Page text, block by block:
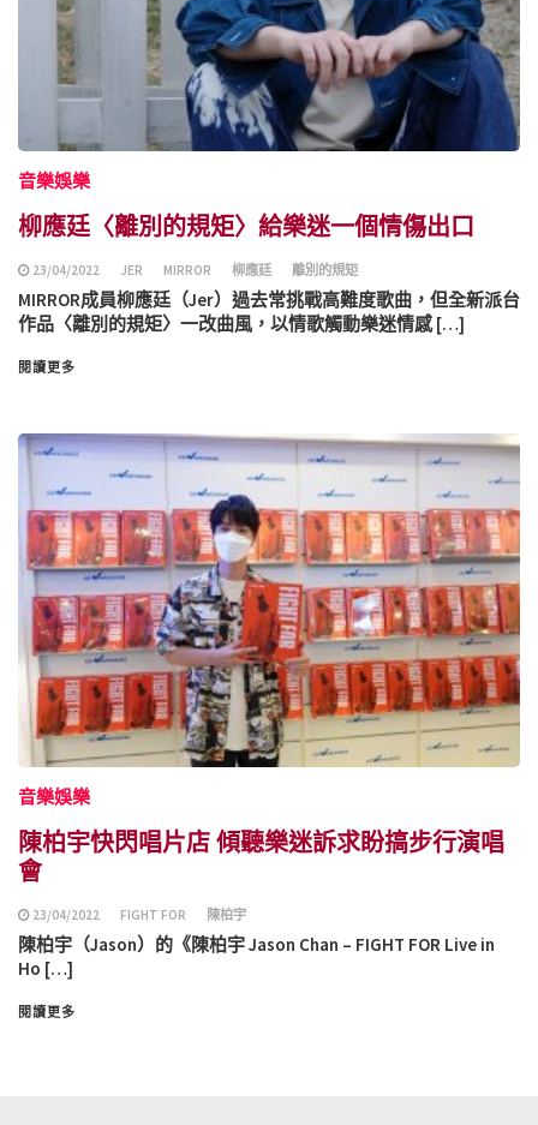
音樂娛樂
柳應廷〈離別的規矩〉給樂迷一個情傷出口
23/04/2022 JER MIRROR 柳應廷 離別的規矩
MIRROR成員柳應廷（Jer）過去常挑戰高難度歌曲，但全新派台
作品〈離別的規矩〉一改曲風，以情歌觸動樂迷情感 […]
閱讀更多
音樂娛樂
陳柏宇快閃唱片店 傾聽樂迷訴求盼搞步行演唱
會
23/04/2022 FIGHT FOR 陳柏宇
陳柏宇（Jason）的《陳柏宇 Jason Chan – FIGHT FOR Live in
Ho […]
閱讀更多